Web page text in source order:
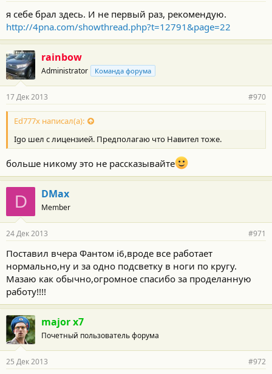
я себе брал здесь. И не первый раз, рекомендую.
http://4pna.com/showthread.php?t=12791&page=22
rainbow
Administrator Команда форума
17 Дек 2013 #970
Ed777x написал(а):
Igo шел с лицензией. Предполагаю что Навител тоже.
больше никому это не рассказывайте
D DMax
Member
24 Дек 2013 #971
Поставил вчера Фантом i6,вроде все работает
нормально,ну и за одно подсветку в ноги по кругу.
Мазаю как обычно,огромное спасибо за проделанную
работу!!!!
major x7
Почетный пользователь форума
25 Дек 2013 #972